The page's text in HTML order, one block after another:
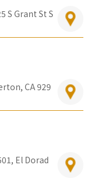
S Grant St S
CA 929
El Dorad